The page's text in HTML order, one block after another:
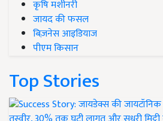
कृषि मशीनरी
जायद की फसल
बिज़नेस आइडियाज
पीएम किसान
Top Stories